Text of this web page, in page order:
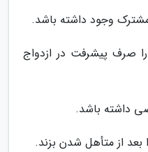
صرف پیشرفت در ازدواج